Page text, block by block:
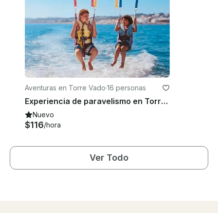
Aventuras en Torre Vado·16 personas
Experiencia de paravelismo en Torre Vado: vuela sobre las aguas cristalinas de Salento
Nuevo
$116/hora
Ver Todo